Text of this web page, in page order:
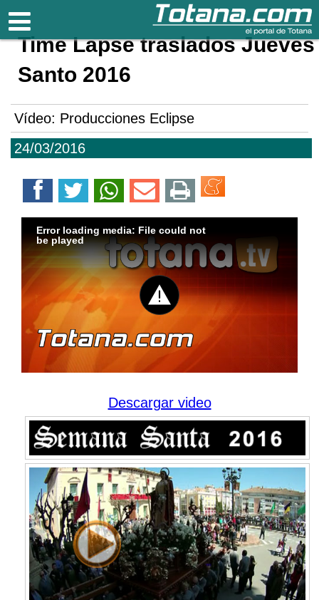
Totana.com
24/03/2016
Time Lapse traslados Jueves
Santo 2016
Vídeo: Producciones Eclipse
Error loading media: File could not
be played
Descargar video